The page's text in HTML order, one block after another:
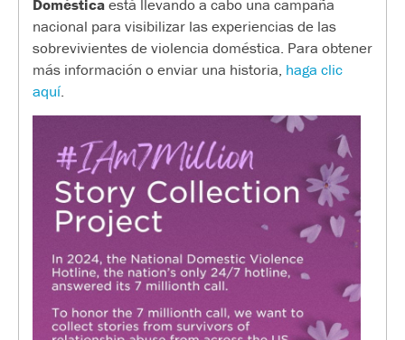
Domésticaestá llevando a cabo una campaña
nacional para visibilizar las experiencias de las
sobrevivientes de violencia doméstica. Para obtener
más información o enviar una historia, haga clic
aquí.